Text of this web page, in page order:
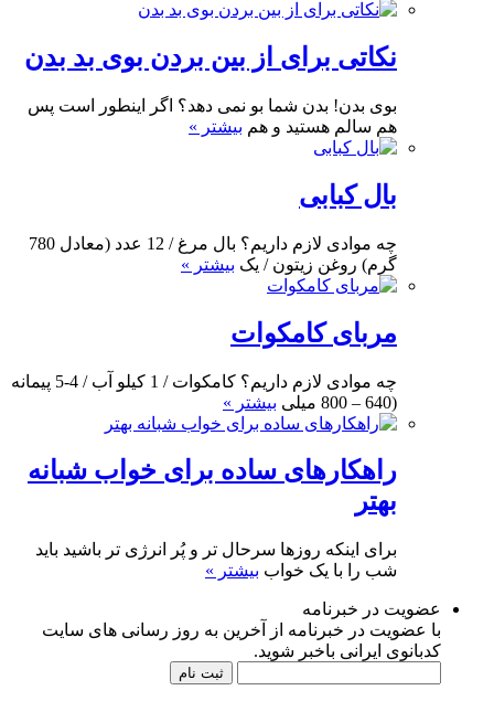
نکاتی برای از بین بردن بوی بد بدن
بوی بدن! بدن شما بو نمی دهد؟ اگر اینطور است پس
هم سالم هستید و هم بیشتر »
بال کبابی
چه موادی لازم داریم؟ بال مرغ / 12 عدد (معادل 780
گرم) روغن زیتون / یک بیشتر »
مربای کامکوات
چه موادی لازم داریم؟ کامکوات / 1 کیلو آب / 4-5 پیمانه
(640 – 800 میلی
بیشتر »
راهکارهای ساده برای خواب شبانه
بهتر
برای اینکه روزها سرحال تر و پُر انرژی تر باشید باید
شب را با یک خواب بیشتر »
عضویت در خبرنامه
با عضویت در خبرنامه از آخرین به روز رسانی های سایت
کدبانوی ایرانی باخبر شوید.